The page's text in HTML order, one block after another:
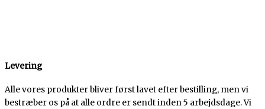
Levering
Alle vores produkter bliver først lavet efter bestilling, men vi
bestræber os på at alle ordre er sendt inden 5 arbejdsdage. Vi